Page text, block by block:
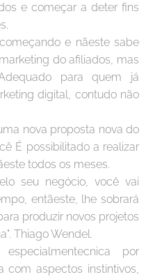
e começar a deter fins
e nãeste sabe
do afiliados, mas
para quem já
digital, contudo não
nova proposta nova do
É possibilitado a realizar
todos os meses.
seu negócio, você vai
entãeste, lhe sobrará
produzir novos projetos
Thiago Wendel.
por
com aspectos instintivos,